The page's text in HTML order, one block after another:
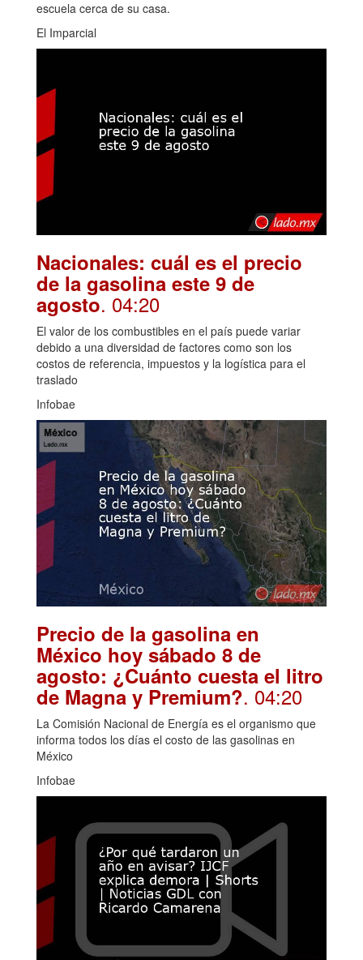
escuela cerca de su casa.
El Imparcial
Nacionales: cuál es el precio
de la gasolina este 9 de
agosto. 04:20
El valor de los combustibles en el país puede variar
debido a una diversidad de factores como son los
costos de referencia, impuestos y la logística para el
traslado
Infobae
Precio de la gasolina en
México hoy sábado 8 de
agosto: ¿Cuánto cuesta el litro
de Magna y Premium?. 04:20
La Comisión Nacional de Energía es el organismo que
informa todos los días el costo de las gasolinas en
México
Infobae